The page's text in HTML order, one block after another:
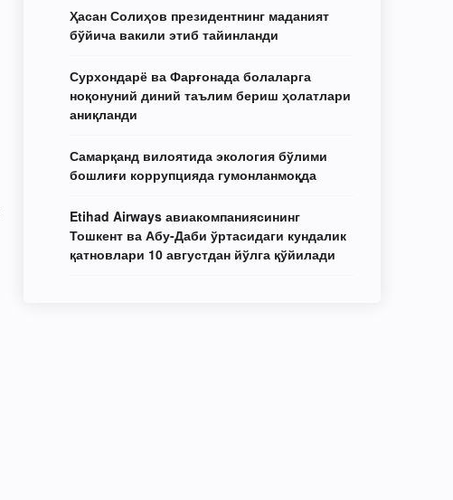
Ҳасан Солиҳов президентнинг маданият
бўйича вакили этиб тайинланди
Сурхондарё ва Фарғонада болаларга
ноқонуний диний таълим бериш ҳолатлари
аниқланди
Самарқанд вилоятида экология бўлими
бошлиғи коррупцияда гумонланмоқда
Etihad Airways авиакомпаниясининг
Тошкент ва Абу-Даби ўртасидаги кундалик
қатновлари 10 августдан йўлга қўйилади